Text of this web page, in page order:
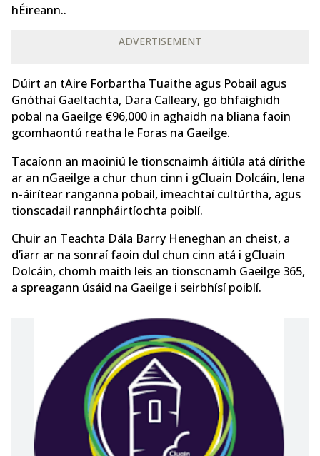
hÉireann..
ADVERTISEMENT
Dúirt an tAire Forbartha Tuaithe agus Pobail agus
Gnóthaí Gaeltachta, Dara Calleary, go bhfaighidh
pobal na Gaeilge €96,000 in aghaidh na bliana faoin
gcomhaontú reatha le Foras na Gaeilge.
Tacaíonn an maoiniú le tionscnaimh áitiúla atá dírithe
ar an nGaeilge a chur chun cinn i gCluain Dolcáin, lena
n-áirítear ranganna pobail, imeachtaí cultúrtha, agus
tionscadail rannpháirtíochta poiblí.
Chuir an Teachta Dála Barry Heneghan an cheist, a
d’iarr ar na sonraí faoin dul chun cinn atá i gCluain
Dolcáin, chomh maith leis an tionscnamh Gaeilge 365,
a spreagann úsáid na Gaeilge i seirbhísí poiblí.